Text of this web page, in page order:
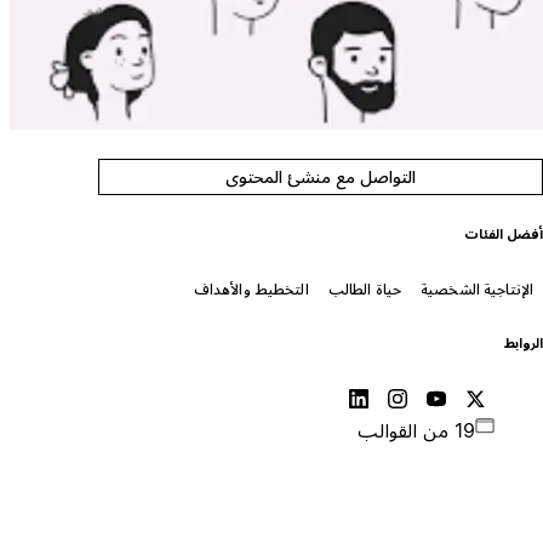
التواصل مع منشئ المحتوى
أفضل الفئات
الإنتاجية الشخصية حياة الطالب التخطيط والأهداف
الروابط
19 من القوالب